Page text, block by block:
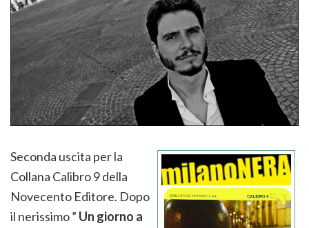
Seconda uscita per la
Collana Calibro 9 della
Novecento Editore. Dopo
il nerissimo ” Un giorno a